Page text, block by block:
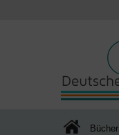
Bücher